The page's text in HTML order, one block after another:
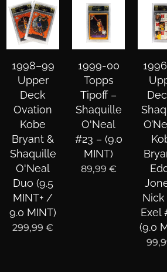
1998–99
Upper
Deck
Ovation
Kobe
Bryant &
Shaquille
O'Neal
Duo (9.5
MINT+ /
9.0 MINT)
299,99 €
1999-00
Topps
Tipoff –
Shaquille
O'Neal
#23 – (9.0
MINT)
89,99 €
Nick
Exel
(9.0